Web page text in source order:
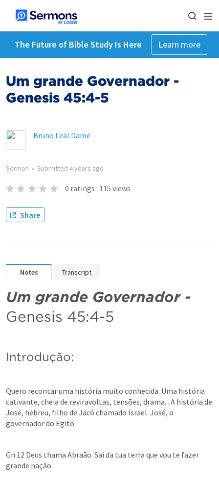
The Future of Bible Study Is Here Learn more
Um grande Governador -
Genesis 45:4-5
Bruno Leal Dame
Sermon • Submitted 4 years ago
0 ratings · 115 views
Share
Notes Transcript
Genesis 45:4-5
Introdução:
Quero recontar uma história muito conhecida. Uma história
cativante, cheia de reviravoltas, tensões, drama... A história de
José, hebreu, filho de Jacó chamado Israel. José, o
governador do Egito.
Gn 12 Deus chama Abraão. Sai da tua terra que vou te fazer
grande nação.